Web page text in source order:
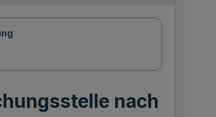
nach